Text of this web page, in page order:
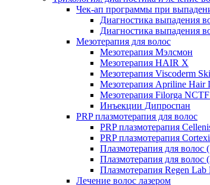
Чек-ап программы при
Диагностика выпадения
Диагностика выпадения
Мезотерапия для волос
Мезотерапия Мэлсмон
Мезотерапия HAIR X
Мезотерапия Viscoderm
Мезотерапия Apriline Hair
Мезотерапия Filorga
Инъекции Дипроспан
PRP плазмотерапия для волос
PRP плазмотерапия
PRP плазмотерапия
Плазмотерапия для волос
Плазмотерапия для волос
Плазмотерапия Regen
Лечение волос лазером